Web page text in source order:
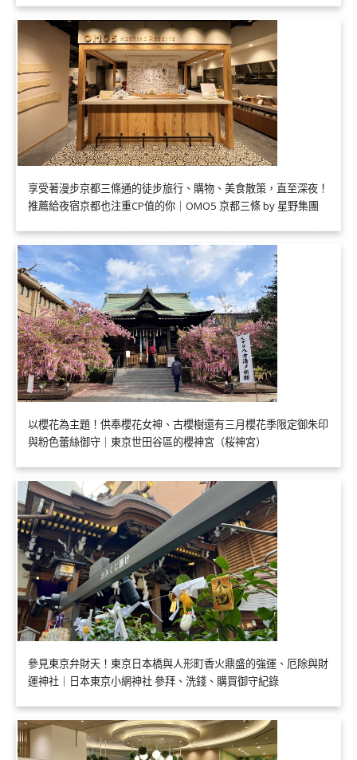
享受著漫步京都三條通的徒步旅行、購物、美食散策，直至深夜！
推薦給夜宿京都也注重CP值的你｜OMO5 京都三條 by 星野集團
以櫻花為主題！供奉櫻花女神、古櫻樹還有三月櫻花季限定御朱印
與粉色蕾絲御守｜東京世田谷區的櫻神宮（桜神宮）
參見東京弁財天！東京日本橋與人形町香火鼎盛的強運、厄除與財
運神社｜日本東京小網神社 參拜、洗錢、購買御守紀錄